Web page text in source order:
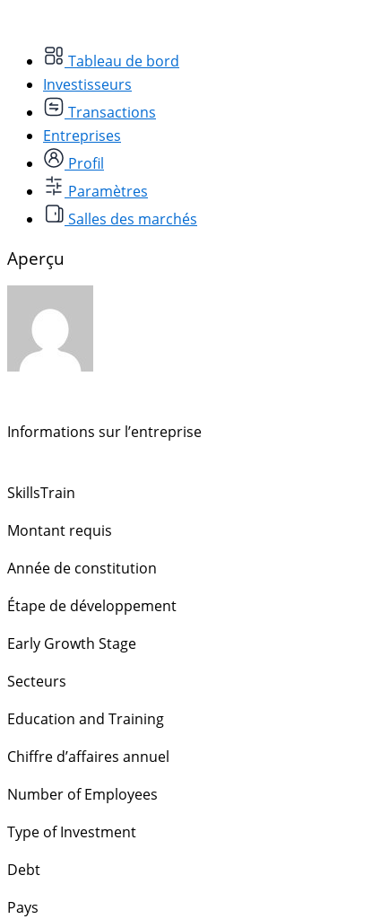
Tableau de bord
Investisseurs
Transactions
Entreprises
Profil
Paramètres
Salles des marchés
Aperçu
Informations sur l’entreprise
SkillsTrain
Montant requis
Année de constitution
Étape de développement
Early Growth Stage
Secteurs
Education and Training
Chiffre d’affaires annuel
Number of Employees
Type of Investment
Debt
Pays